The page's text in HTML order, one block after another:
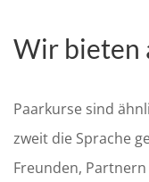
Wir bieten
Paarkurse sind
zweit die Sprache
Freunden,